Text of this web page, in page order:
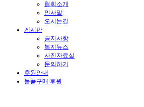
협회소개
인사말
오시는길
게시판
공지사항
복지뉴스
사진자료실
문의하기
후원안내
물품구매 후원